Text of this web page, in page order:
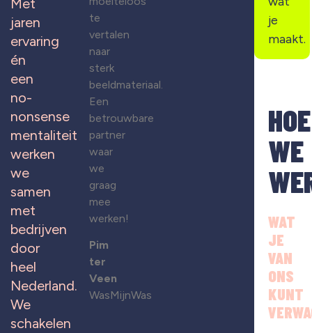
Met
jaren
ervaring
én
een
no-
nonsense
mentaliteit
werken
we
samen
met
bedrijven
door
heel
Nederland.
We
schakelen
te
vertalen
naar
sterk
beeldmateriaal.
Een
betrouwbare
partner
waar
we
graag
mee
werken!
Pim
ter
Veen
WasMijnWas
HOE
WE
WAT
JE
VAN
ONS
KUNT
je
maakt.